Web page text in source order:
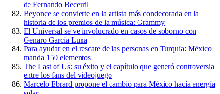
de Fernando Becerril
Beyonce se convierte en la artista más condecorada en la
historia de los premios de la música: Grammy
El Universal se ve involucrado en casos de soborno con
Genaro García Luna
Para ayudar en el rescate de las personas en Turquía: México
manda 150 elementos
The Last of Us: su éxito y el capítulo que generó controversia
entre los fans del videojuego
Marcelo Ebrard propone el cambio para México hacía energía